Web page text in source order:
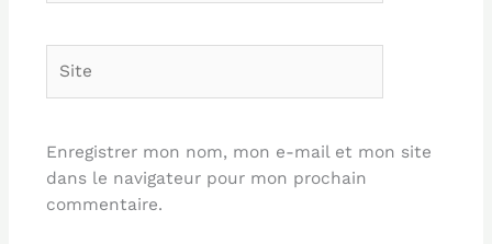
Enregistrer mon nom, mon e-mail et mon site
dans le navigateur pour mon prochain
commentaire.